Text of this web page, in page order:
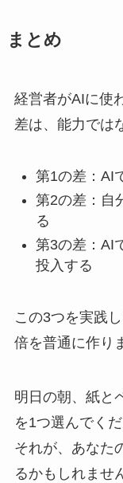
まとめ
経営者がAIに使
差は、能力では
第1の差：AI
第2の差：自
る
第3の差：AI
投入する
この3つを実践
倍を普通に作り
明日の朝、紙と
を1つ選んでくだ
それが、あなた
るかもしれませ